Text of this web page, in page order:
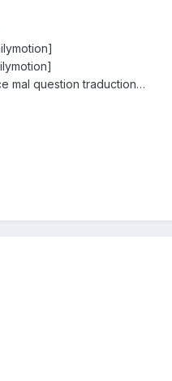
mal question traduction…